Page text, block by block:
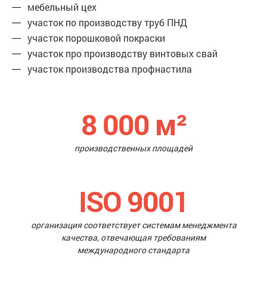
мебельный цех
участок по производству труб ПНД
участок порошковой покраски
участок про производству винтовых свай
участок производства профнастила
8 000 м²
производственных площадей
ISO 9001
организация соответствует системам менеджмента
качества, отвечающая требованиям
международного стандарта